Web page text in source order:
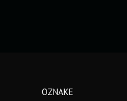
OZNAKE